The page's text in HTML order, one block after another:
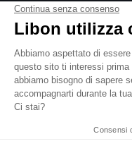
Diventare rivenditore
Dove acquistare
Informazioni legali
Termini e condizioni
Informativa sulla privacy
Utilizzo dei cookie